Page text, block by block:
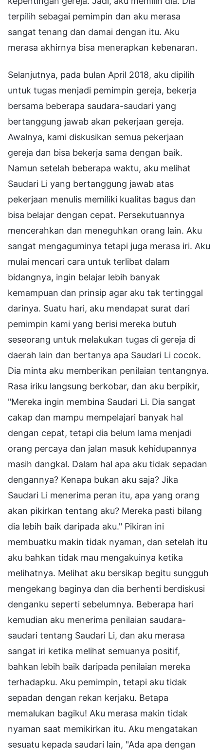
terpilih sebagai pemimpin dan aku merasa
sangat tenang dan damai dengan itu. Aku
merasa akhirnya bisa menerapkan kebenaran.
Selanjutnya, pada bulan April 2018, aku dipilih
untuk tugas menjadi pemimpin gereja, bekerja
bersama beberapa saudara-saudari yang
bertanggung jawab akan pekerjaan gereja.
Awalnya, kami diskusikan semua pekerjaan
gereja dan bisa bekerja sama dengan baik.
Namun setelah beberapa waktu, aku melihat
Saudari Li yang bertanggung jawab atas
pekerjaan menulis memiliki kualitas bagus dan
bisa belajar dengan cepat. Persekutuannya
mencerahkan dan meneguhkan orang lain. Aku
sangat mengaguminya tetapi juga merasa iri. Aku
mulai mencari cara untuk terlibat dalam
bidangnya, ingin belajar lebih banyak
kemampuan dan prinsip agar aku tak tertinggal
darinya. Suatu hari, aku mendapat surat dari
pemimpin kami yang berisi mereka butuh
seseorang untuk melakukan tugas di gereja di
daerah lain dan bertanya apa Saudari Li cocok.
Dia minta aku memberikan penilaian tentangnya.
Rasa iriku langsung berkobar, dan aku berpikir,
"Mereka ingin membina Saudari Li. Dia sangat
cakap dan mampu mempelajari banyak hal
dengan cepat, tetapi dia belum lama menjadi
orang percaya dan jalan masuk kehidupannya
masih dangkal. Dalam hal apa aku tidak sepadan
dengannya? Kenapa bukan aku saja? Jika
Saudari Li menerima peran itu, apa yang orang
akan pikirkan tentang aku? Mereka pasti bilang
dia lebih baik daripada aku." Pikiran ini
membuatku makin tidak nyaman, dan setelah itu
aku bahkan tidak mau mengakuinya ketika
melihatnya. Melihat aku bersikap begitu sungguh
mengekang baginya dan dia berhenti berdiskusi
denganku seperti sebelumnya. Beberapa hari
kemudian aku menerima penilaian saudara-
saudari tentang Saudari Li, dan aku merasa
sangat iri ketika melihat semuanya positif,
bahkan lebih baik daripada penilaian mereka
terhadapku. Aku pemimpin, tetapi aku tidak
sepadan dengan rekan kerjaku. Betapa
memalukan bagiku! Aku merasa makin tidak
nyaman saat memikirkan itu. Aku mengatakan
sesuatu kepada saudari lain, "Ada apa dengan